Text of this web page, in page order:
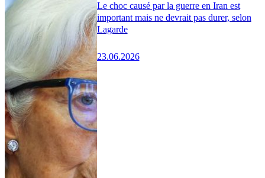
Le choc causé par la guerre en Iran est
important mais ne devrait pas durer, selon
Lagarde
23.06.2026